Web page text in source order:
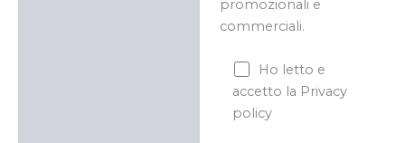
promozionali e
commerciali.
Ho letto e
accetto la Privacy
policy